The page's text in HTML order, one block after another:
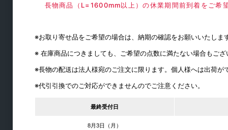
パイプ・ブラケット
長物商品（L=1600mm以上）の休業期間前到着をご希
※お取り寄せ品をご希望の場合は、納期の確認をお願いいたしま
※ 在庫商品につきましても、ご希望の点数に満たない場合もご
※長物の配送は法人様宛のご注文に限ります。個人様へは出荷が
※代引引換でのご対応ができませんのでご注意ください。
最終受付日
8月3日（月）